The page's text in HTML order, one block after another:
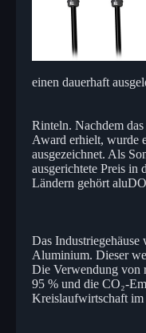
einen dauerhaft
Rinteln. Nachdem
Award erhielt, wurde
ausgezeichnet. Als
ausgerichtete Preis in
Ländern gehört
Das
Aluminium. Dieser
Die Verwendung von
95 % und die CO₂-
Kreislaufwirtschaft im